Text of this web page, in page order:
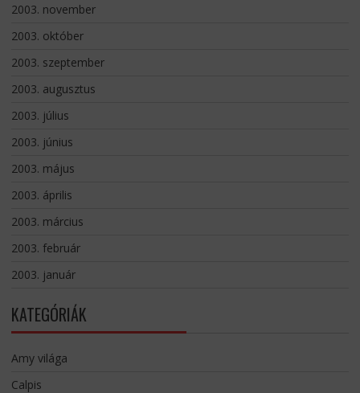
2003. november
2003. október
2003. szeptember
2003. augusztus
2003. július
2003. június
2003. május
2003. április
2003. március
2003. február
2003. január
KATEGÓRIÁK
Amy világa
Calpis